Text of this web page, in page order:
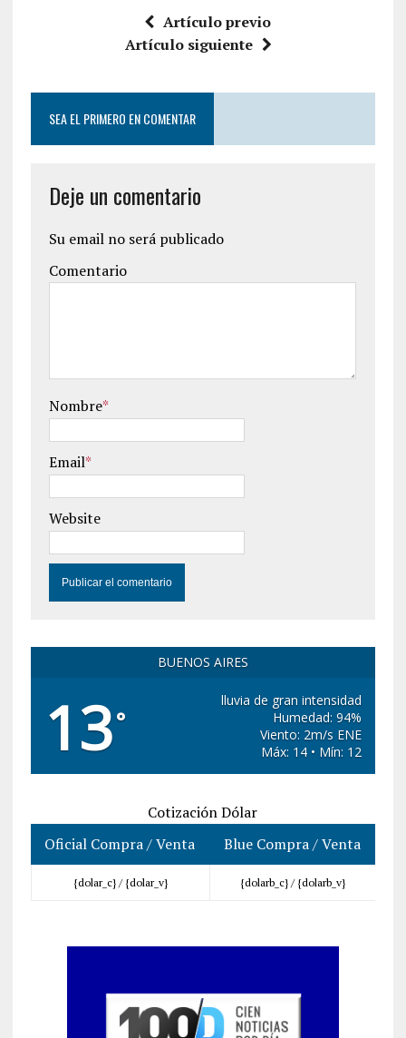
Artículo previo
Artículo siguiente
SEA EL PRIMERO EN COMENTAR
Deje un comentario
Su email no será publicado
Comentario
Nombre*
Email*
Website
BUENOS AIRES
13°
lluvia de gran intensidad
Humedad: 94%
Viento: 2m/s ENE
Máx: 14 • Mín: 12
Cotización Dólar
Oficial Compra / Venta
Blue Compra / Venta
{dolar_c} / {dolar_v} {dolarb_c} / {dolarb_v}